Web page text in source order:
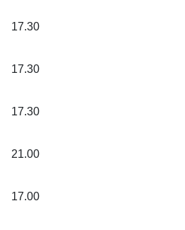
17.30
17.30
17.30
21.00
17.00